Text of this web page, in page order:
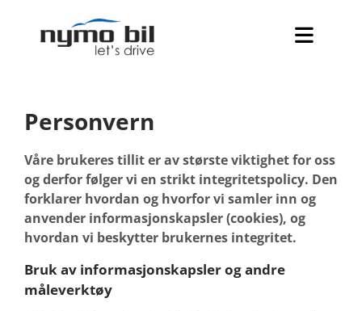
Personvern
Våre brukeres tillit er av største viktighet for oss
og derfor følger vi en strikt integritetspolicy. Den
forklarer hvordan og hvorfor vi samler inn og
anvender informasjonskapsler (cookies), og
hvordan vi beskytter brukernes integritet.
Bruk av informasjonskapsler og andre
måleverktøy